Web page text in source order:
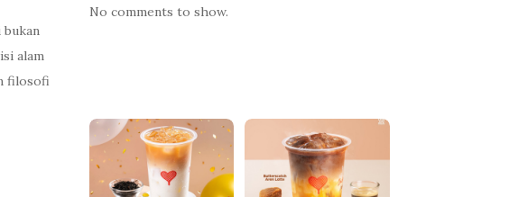
bukan
alam
filosofi
No comments to show.